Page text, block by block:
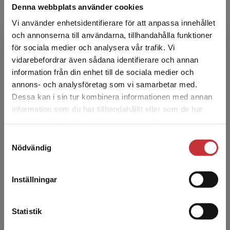
Denna webbplats använder cookies
Vi använder enhetsidentifierare för att anpassa innehållet
och annonserna till användarna, tillhandahålla funktioner
för sociala medier och analysera vår trafik. Vi
vidarebefordrar även sådana identifierare och annan
information från din enhet till de sociala medier och
annons- och analysföretag som vi samarbetar med.
Dessa kan i sin tur kombinera informationen med annan
information som du har tillhandahållit eller som de har
Nödvändig
Inställningar
Statistik
Begränsad fraktregion
Det verkar som att du besöker
studentlitteratur.se via en enhet utanför Sverige.
Vi erbjuder inte leveranser utanför Sverige. För
att kunna slutföra ett köp måste
politisk ...
Måns Lundstedt
statsvetenskap och postdoktor vid Göteborgs
universitet. Hans forskning kretsar bland annat